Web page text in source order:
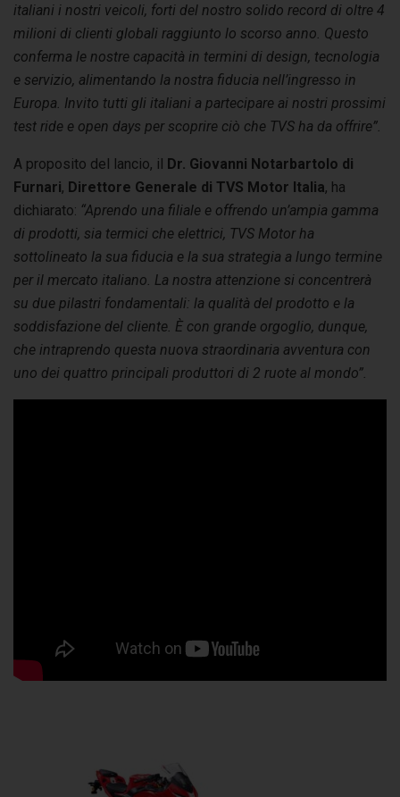
italiani i nostri veicoli, forti del nostro solido record di oltre 4
milioni di clienti globali raggiunto lo scorso anno. Questo
conferma le nostre capacità in termini di design, tecnologia
e servizio, alimentando la nostra fiducia nell’ingresso in
Europa. Invito tutti gli italiani a partecipare ai nostri prossimi
test ride e open days per scoprire ciò che TVS ha da offrire”.
A proposito del lancio, il Dr. Giovanni Notarbartolo di
Furnari, Direttore Generale di TVS Motor Italia, ha
dichiarato: “Aprendo una filiale e offrendo un’ampia gamma
di prodotti, sia termici che elettrici, TVS Motor ha
sottolineato la sua fiducia e la sua strategia a lungo termine
per il mercato italiano. La nostra attenzione si concentrerà
su due pilastri fondamentali: la qualità del prodotto e la
soddisfazione del cliente. È con grande orgoglio, dunque,
che intraprendo questa nuova straordinaria avventura con
uno dei quattro principali produttori di 2 ruote al mondo”.